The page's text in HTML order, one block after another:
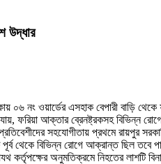
উদ্ধার
০৬ নং ওয়ার্ডের এসহাক বেপারী বাড়ি
যায়, ফরিয়া আক্তার ব্রেনষ্ট্রকসহ বিভিন্ন
সহযোগীতায় প্রথমে রায়পুর
পূর্ব থেকে বিভিন্ন রোগে আক্রান্ত ছিল
কর্তৃপক্ষের অনুমতিক্রমে নিহতের লাশটি